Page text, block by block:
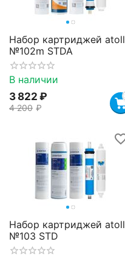
Набор картриджей atoll
№102m STDA
В наличии
3 822 ₽
4 200 ₽
Набор картриджей atoll
№103 STD